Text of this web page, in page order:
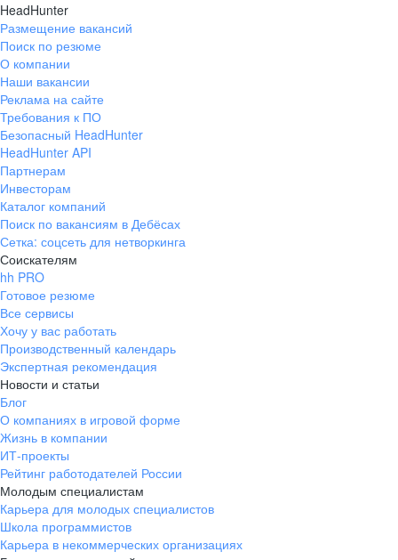
HeadHunter
Размещение вакансий
Поиск по резюме
О компании
Наши вакансии
Реклама на сайте
Требования к ПО
Безопасный HeadHunter
HeadHunter API
Партнерам
Инвесторам
Каталог компаний
Поиск по вакансиям в Дебёсах
Сетка: соцсеть для нетворкинга
Соискателям
hh PRO
Готовое резюме
Все сервисы
Хочу у вас работать
Производственный календарь
Экспертная рекомендация
Новости и статьи
Блог
О компаниях в игровой форме
Жизнь в компании
ИТ-проекты
Рейтинг работодателей России
Молодым специалистам
Карьера для молодых специалистов
Школа программистов
Карьера в некоммерческих организациях